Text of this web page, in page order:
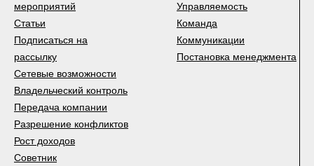
мероприятий
Статьи
Подписаться на
рассылку
Управляемость
Команда
Коммуникации
Постановка менеджмента
Сетевые возможности
Владельческий контроль
Передача компании
Разрешение конфликтов
Рост доходов
Советник